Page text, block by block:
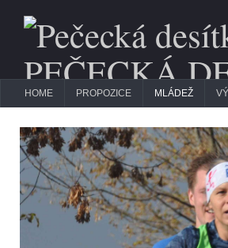
PEČECKÁ
Memoriál Jardy Kvačka - 13.3.2027
HOME PROPOZICE MLÁDEŽ